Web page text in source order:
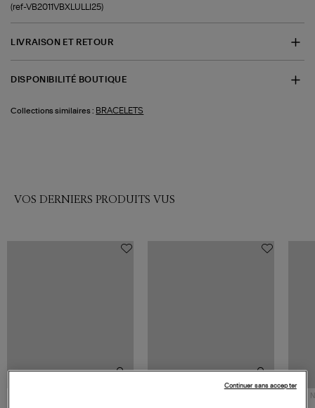
(ref-VB2011VBXLULLI25)
LIVRAISON ET RETOUR
DISPONIBILITÉ BOUTIQUE
Collections similaires : BRACELETS
VOS DERNIERS PRODUITS VUS
Continuer sans accepter